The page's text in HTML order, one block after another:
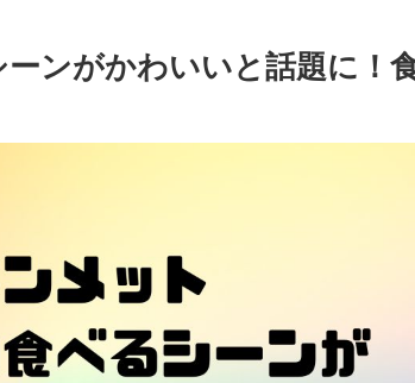
ンがかわいいと話題に！